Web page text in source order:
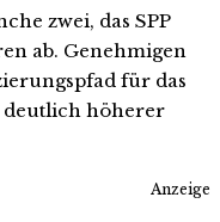
zwei, das SPP
ab. Genehmigen
für das
deutlich höherer
Anzeige